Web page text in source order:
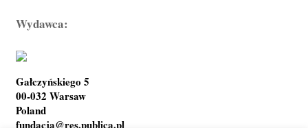
Wydawca:
Gałczyńskiego 5
00-032 Warsaw
Poland
fundacja@res.publica.pl